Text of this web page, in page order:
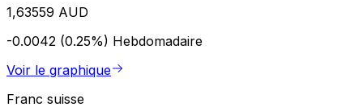
1,63559 AUD
-0.0042 (0.25%) Hebdomadaire
Voir le graphique
Franc suisse